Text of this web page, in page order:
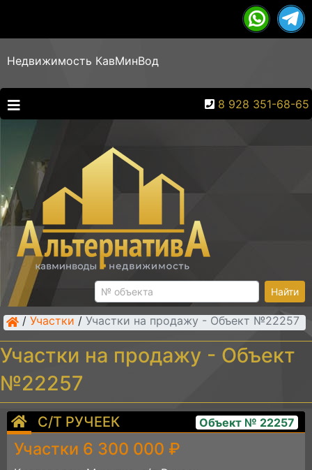
Недвижимость КавМинВод
8 928 351-68-65
Найти
/ Участки / Участки на продажу - Объект №22257
Участки на продажу - Объект
№22257
С/Т РУЧЕЕК Объект № 22257
Участки 6 300 000 ₽